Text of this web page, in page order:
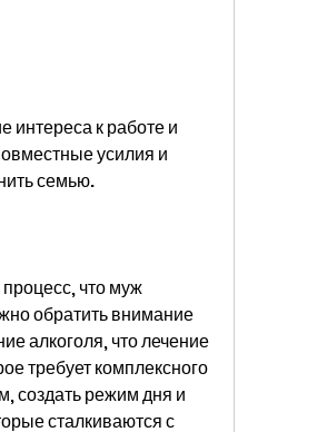
усилия и
семью.
что муж
обратить внимание
алкоголя, что лечение
требует комплексного
создать режим дня и
сталкиваются с